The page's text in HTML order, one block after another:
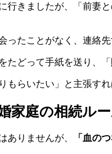
行きましたが、「前妻
たことがなく、連絡先
たどって手紙を送り、
もらいたい」と主張す
家庭の相続ル
ありませんが、 「血の